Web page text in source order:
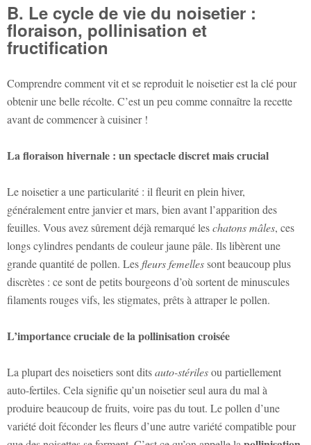
B. Le cycle de vie du noisetier :
floraison, pollinisation et
fructification
Comprendre comment vit et se reproduit le noisetier est la clé pour
obtenir une belle récolte. C’est un peu comme connaître la recette
avant de commencer à cuisiner !
La floraison hivernale : un spectacle discret mais crucial
Le noisetier a une particularité : il fleurit en plein hiver,
généralement entre janvier et mars, bien avant l’apparition des
feuilles. Vous avez sûrement déjà remarqué leschatons mâles, ces
longs cylindres pendants de couleur jaune pâle. Ils libèrent une
grande quantité de pollen. Lesfleurs femellessont beaucoup plus
discrètes : ce sont de petits bourgeons d’où sortent de minuscules
filaments rouges vifs, les stigmates, prêts à attraper le pollen.
L’importance cruciale de la pollinisation croisée
La plupart des noisetiers sont ditsauto-stérilesou partiellement
auto-fertiles. Cela signifie qu’un noisetier seul aura du mal à
produire beaucoup de fruits, voire pas du tout. Le pollen d’une
variété doit féconder les fleurs d’une autre variété compatible pour